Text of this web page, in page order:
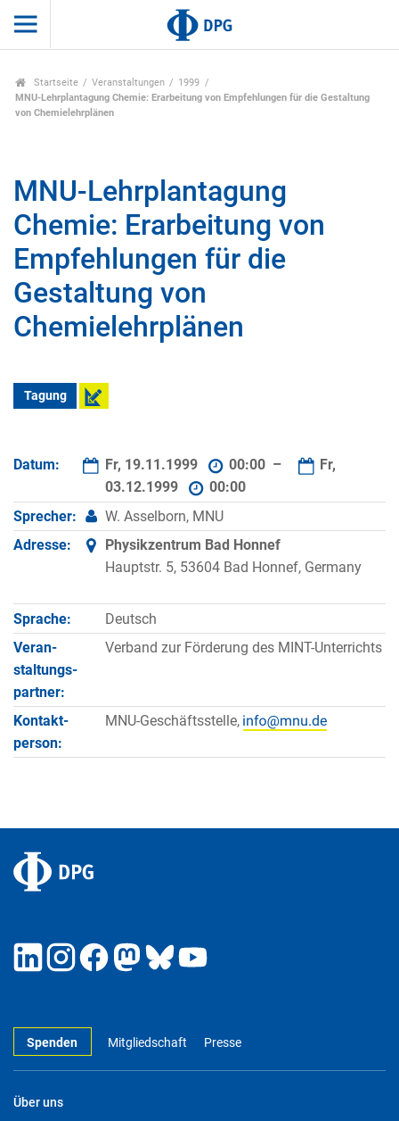
Startseite Veranstaltungen
1999
MNU-Lehrplantagung Chemie: Erarbeitung von Empfehlungen für die Gestaltung
von Chemielehrplänen
MNU-Lehrplantagung
Chemie: Erarbeitung von
Empfehlungen für die
Gestaltung von
Chemielehrplänen
Tagung
Datum: Fr, 19.11.1999 00:00 –
Fr,
03.12.1999
00:00
Sprecher:
W. Asselborn, MNU
Adresse:
Physikzentrum Bad Honnef
Hauptstr. 5, 53604 Bad Honnef, Germany
Sprache:
Deutsch
Veran­
staltungs­
partner:
Verband zur Förderung des MINT-Unterrichts
Kontakt­
person:
MNU-Geschäftsstelle,
Spenden Mitgliedschaft Presse
Über uns